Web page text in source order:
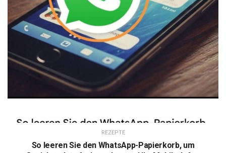
REZEPTE
So leeren Sie den WhatsApp-Papierkorb, um